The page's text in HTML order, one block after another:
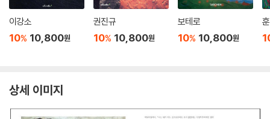
이강소
10% 10,800원
권진규
10% 10,800원
보테로
10% 10,800원
상세 이미지